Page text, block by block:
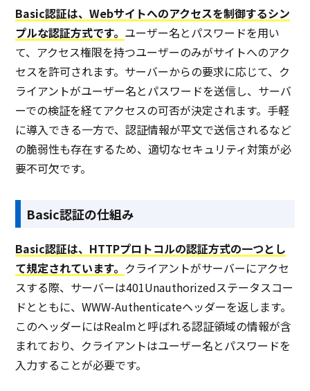
Basic認証は、Webサイトへのアクセスを制御するシン
プルな認証方式です。 ユーザー名とパスワードを用い
て、アクセス権限を持つユーザーのみがサイトへのアク
セスを許可されます。サーバーからの要求に応じて、ク
ライアントがユーザー名とパスワードを送信し、サーバ
ーでの検証を経てアクセスの可否が決定されます。手軽
に導入できる一方で、認証情報が平文で送信されるなど
の脆弱性も存在するため、適切なセキュリティ対策が必
要不可欠です。
Basic認証の仕組み
Basic認証は、HTTPプロトコルの認証方式の一つとし
て規定されています。 クライアントがサーバーにアクセ
スする際、サーバーは401Unauthorizedステータスコー
ドとともに、WWW-Authenticateヘッダーを返します。
このヘッダーにはRealmと呼ばれる認証領域の情報が含
まれており、クライアントはユーザー名とパスワードを
入力することが必要です。